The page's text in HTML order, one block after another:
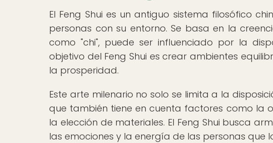
El Feng Shui es un antiguo sistema filosófico
personas con su entorno. Se basa en la
como "chi", puede ser influenciado por la
objetivo del Feng Shui es crear ambientes
la prosperidad.
Este arte milenario no solo se limita a la
que también tiene en cuenta factores como la
la elección de materiales. El Feng Shui busca
las emociones y la energía de las personas que